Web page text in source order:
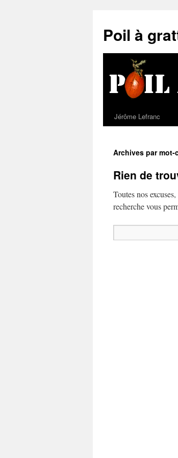
Poil à
Jérôme Lefranc
Archives par mot-
Rien de
Toutes nos
recherche vous